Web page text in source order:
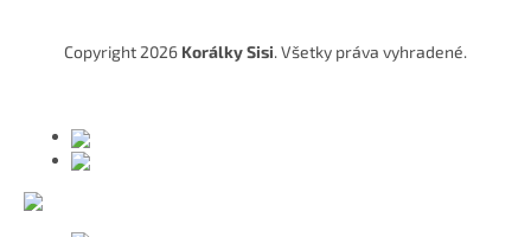
Copyright 2026 Korálky Sisi. Všetky práva vyhradené.